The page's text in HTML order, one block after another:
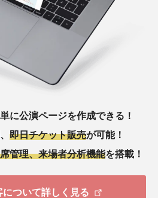
に公演ページを作成できる！
即日チケット販売が可能！
管理、来場者分析機能を搭載！
について詳しく見る